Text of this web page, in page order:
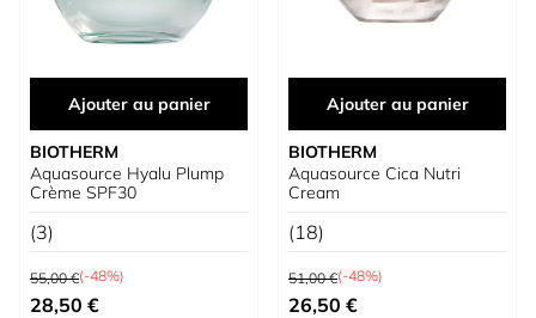
Ajouter au panier
BIOTHERM
Aquasource Hyalu Plump
Crème SPF30
(3)
Prix normal
55,00 €(-48%)
Prix spécial
28,50 €
Ajouter au panier
BIOTHERM
Aquasource Cica Nutri
Cream
(18)
Prix normal
51,00 €(-48%)
Prix spécial
26,50 €